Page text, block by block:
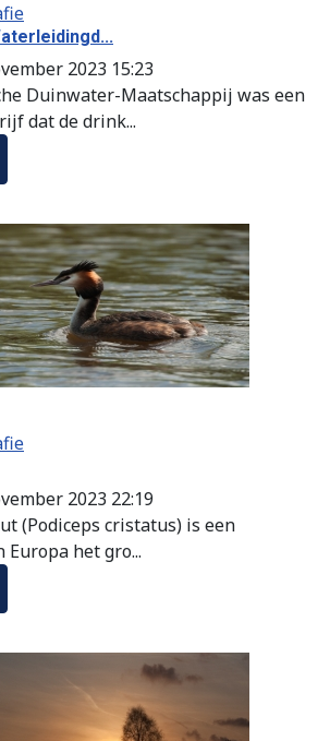
2023 15:23
Duinwater-Maatschappij was een
dat de drink...
2023 22:19
(Podiceps cristatus) is een
het gro...